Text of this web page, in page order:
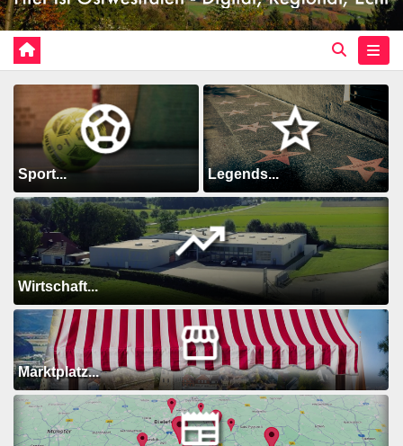
Sport... Legends...
Wirtschaft...
Marktplatz...